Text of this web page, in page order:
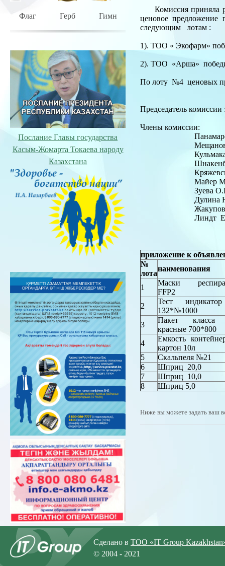
Флаг Герб Гимн
Послание Главы государства
Касым-Жомарта Токаева народу
Казахстана
Комиссия приняла
ценовое
следующим лотам :
1). ТОО « Экофарм»
2). ТОО «Арша»
По лоту №4 ценовых
Председатель
Члены комиссии:
Майер
приложение к
№
лота
наименования
1
Маски
FFP2
2
Тест
132*№1000
3
Пакет класса
красные 700*800
4
Емкость
картон 10л
5
Скальпеля №21
6
Шприц 20,0
7
Шприц 10,0
8
Шприц 5,0
Ниже вы можете задать ваш
Сделано в ТОО «IT Group
© 2004 - 2021